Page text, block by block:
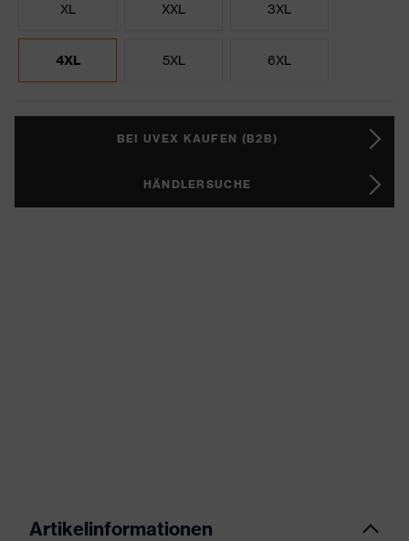
XL XXL 3XL
4XL 5XL 6XL
BEI UVEX KAUFEN (B2B)
HÄNDLERSUCHE
Artikelinformationen